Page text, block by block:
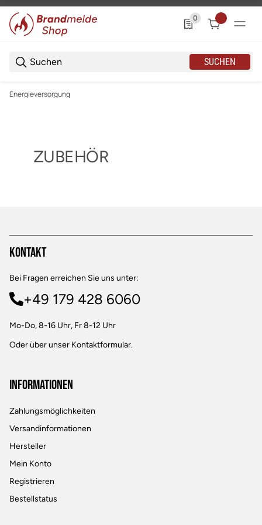
SUCHEN
0
0 Produkte in der
Energieversorgung
ZUBEHÖR
Kontakt
Bei Fragen erreichen Sie uns unter:
+49 179 428 6060
Mo-Do, 8-16 Uhr, Fr 8-12 Uhr
Oder über unser Kontaktformular.
Informationen
Zahlungsmöglichkeiten
Versandinformationen
Hersteller
Mein Konto
Registrieren
Bestellstatus